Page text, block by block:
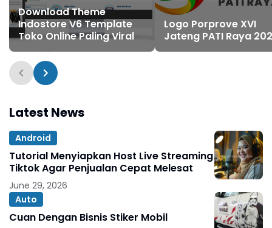
Download Theme
Indostore V6 Template
Toko Online Paling Viral
Logo Porprove XVI
Jateng PATI Raya
Latest News
Android
Tutorial Menyiapkan Host Live Streaming
Tiktok Agar Penjualan Cepat Melesat
June 29, 2026
Auto
Cuan Dengan Bisnis Stiker Mobil